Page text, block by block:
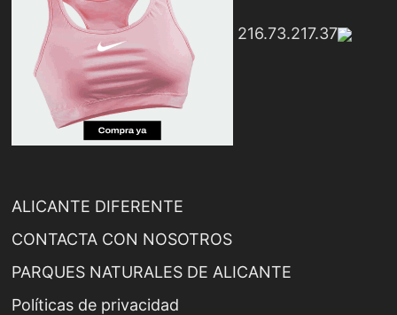
216.73.217.37
ALICANTE DIFERENTE
CONTACTA CON NOSOTROS
PARQUES NATURALES DE ALICANTE
Políticas de privacidad